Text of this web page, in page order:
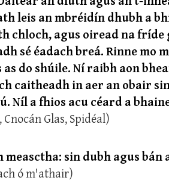
leis an mbréidín dhubh a
chloch, agus oiread na
sé éadach breá. Rinne mo
as do shúile. Ní raibh aon
caitheadh in aer an obair
Níl a fhios acu céard a
Glas, Spidéal)
measctha: sin dubh agus
ó m'athair)